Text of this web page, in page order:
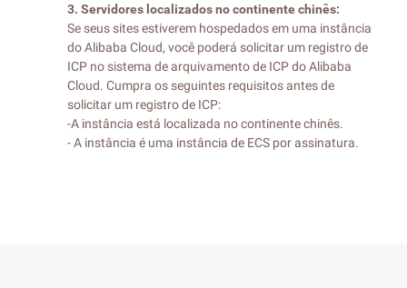
3. Servidores localizados no continente chinês:
Se seus sites estiverem hospedados em uma instância
do Alibaba Cloud, você poderá solicitar um registro de
ICP no sistema de arquivamento de ICP do Alibaba
Cloud. Cumpra os seguintes requisitos antes de
solicitar um registro de ICP:
-A instância está localizada no continente chinês.
- A instância é uma instância de ECS por assinatura.